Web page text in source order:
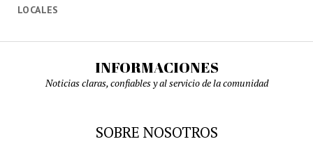
LOCALES
INFORMACIONES
Noticias claras, confiables y al servicio de la comunidad
SOBRE NOSOTROS